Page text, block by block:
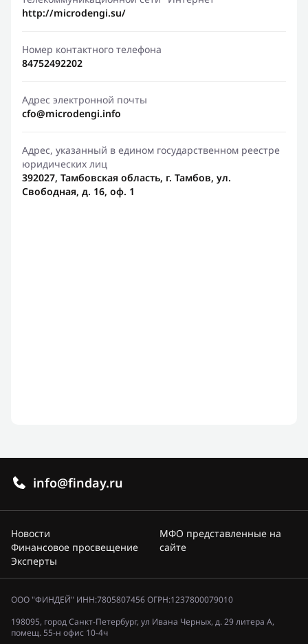
http://microdengi.su/
Номер контактного телефона
84752492202
Адрес электронной почты
cfo@microdengi.info
Адрес, указанный в едином государственном реестре
юридических лиц
392027, Тамбовская область, г. Тамбов, ул.
Свободная, д. 16, оф. 1
info@finday.ru
Новости
Финансовое просвещение
Эксперты
МФО представленные на
сайте
ООО "ФИНДЕЙ" ИНН:7805807456 ОГРН:1237800079010
198095, город Санкт-Петербург, ул Ивана Черных, д. 29 литера А,
помещ. 55-н офис 10-4ч